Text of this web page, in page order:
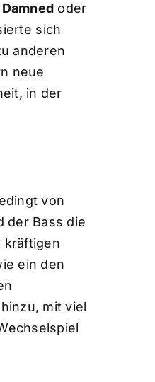
oder
sich
anderen
neue
in der
von
der Bass die
kräftigen
ein den
mit viel